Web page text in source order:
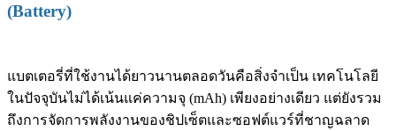
(Battery)
แบตเตอรี่ที่ใช้งานได้ยาวนานตลอดวันคือสิ่งจำเป็น เทคโนโลยี
ในปัจจุบันไม่ได้เน้นแค่ความจุ (mAh) เพียงอย่างเดียว แต่ยังรวม
ถึงการจัดการพลังงานของชิปเซ็ตและซอฟต์แวร์ที่ชาญฉลาด